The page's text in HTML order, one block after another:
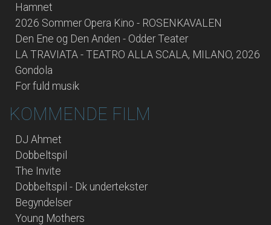
Hamnet
2026 Sommer Opera Kino - ROSENKAVALEN
Den Ene og Den Anden - Odder Teater
LA TRAVIATA - TEATRO ALLA SCALA, MILANO, 2026
Gondola
For fuld musik
KOMMENDE FILM
DJ Ahmet
Dobbeltspil
The Invite
Dobbeltspil - Dk undertekster
Begyndelser
Young Mothers